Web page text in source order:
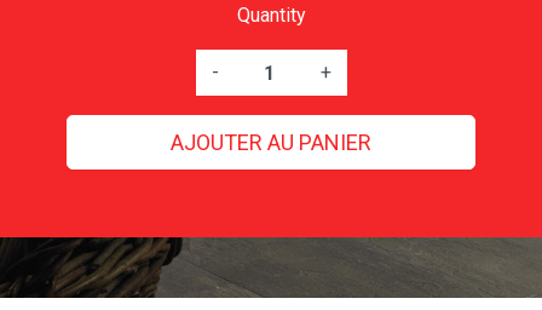
Quantity
- +
AJOUTER AU PANIER